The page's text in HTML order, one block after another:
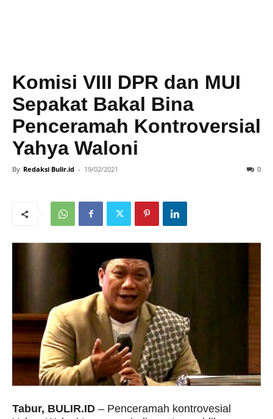
Komisi VIII DPR dan MUI
Sepakat Bakal Bina
Penceramah Kontroversial
Yahya Waloni
By Redaksi Bulir.id - 19/02/2021 0
Tabur, BULIR.ID – Penceramah kontrovesial